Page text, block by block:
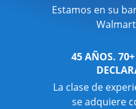
Estamos en su
45 AÑOS.
La clase de
se adquiere